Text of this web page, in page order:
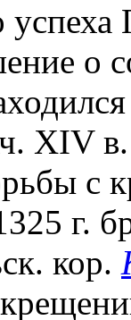
о
XIV
с
г.
кор.